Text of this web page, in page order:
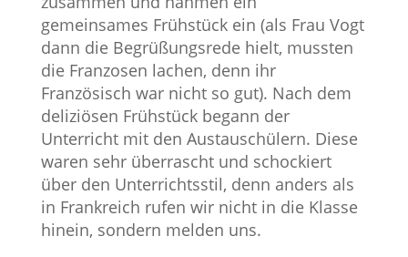
gemeinsames Frühstück ein (als Frau Vogt
dann die Begrüßungsrede hielt, mussten
die Franzosen lachen, denn ihr
Französisch war nicht so gut). Nach dem
deliziösen Frühstück begann der
Unterricht mit den Austauschülern. Diese
waren sehr überrascht und schockiert
über den Unterrichtsstil, denn anders als
in Frankreich rufen wir nicht in die Klasse
hinein, sondern melden uns.